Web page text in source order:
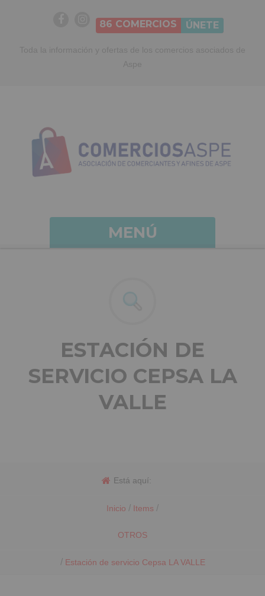
86 COMERCIOS ÚNETE
MENÚ
ESTACIÓN DE
SERVICIO CEPSA LA
VALLE
Está aquí:
Inicio / Items /
OTROS
/ Estación de servicio Cepsa LA VALLE